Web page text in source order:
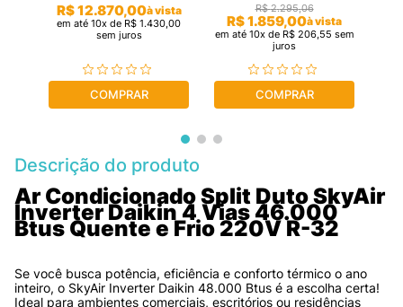
R$12.870,00à vista
em até 10x de R$ 1.430,00
sem juros
COMPRAR
R$ 2.295,06
R$1.859,00à vista
em até 10x de R$ 206,55 sem
juros
COMPRAR
Descrição do produto
Ar Condicionado Split Duto SkyAir
Inverter Daikin 4 Vias 46.000
Btus Quente e Frio 220V R-32
Se você busca potência, eficiência e conforto térmico o ano
inteiro, o SkyAir Inverter Daikin 48.000 Btus é a escolha certa!
Ideal para ambientes comerciais, escritórios ou residências